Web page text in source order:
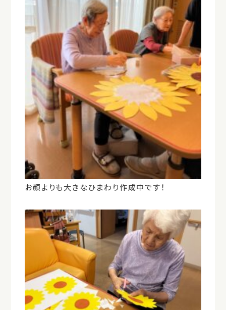
お顔よりも大きなひまわり作成中です！